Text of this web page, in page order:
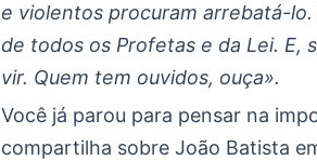
e violentos procuram arrebatá-
de todos os Profetas e da Lei. E,
vir. Quem tem ouvidos, ouça».
Você já parou para pensar na
compartilha sobre João Batista